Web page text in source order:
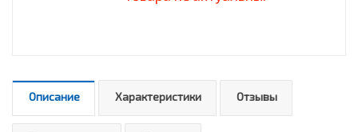
Описание Характеристики Отзывы